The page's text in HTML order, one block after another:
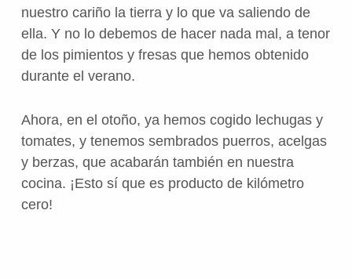
nuestro cariño la tierra y lo que va saliendo de
ella. Y no lo debemos de hacer nada mal, a tenor
de los pimientos y fresas que hemos obtenido
durante el verano.
Ahora, en el otoño, ya hemos cogido lechugas y
tomates, y tenemos sembrados puerros, acelgas
y berzas, que acabarán también en nuestra
cocina. ¡Esto sí que es producto de kilómetro
cero!